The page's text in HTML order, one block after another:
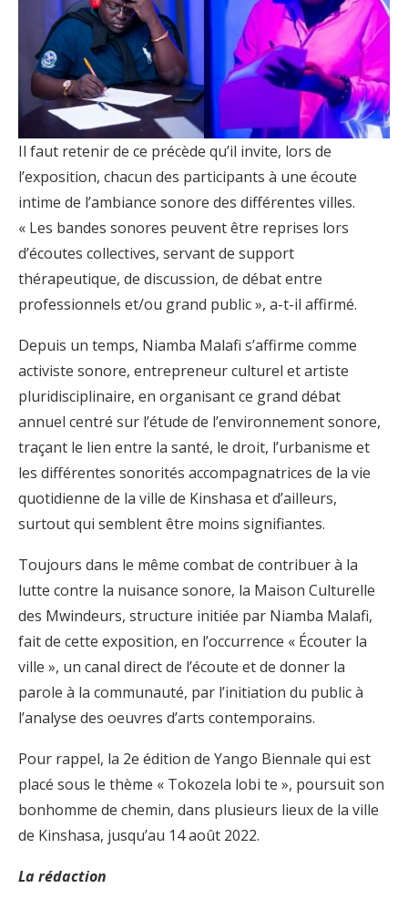
Il faut retenir de ce précède qu’il invite, lors de
l’exposition, chacun des participants à une écoute
intime de l’ambiance sonore des différentes villes.
« Les bandes sonores peuvent être reprises lors
d’écoutes collectives, servant de support
thérapeutique, de discussion, de débat entre
professionnels et/ou grand public », a-t-il affirmé.
Depuis un temps, Niamba Malafi s’affirme comme
activiste sonore, entrepreneur culturel et artiste
pluridisciplinaire, en organisant ce grand débat
annuel centré sur l’étude de l’environnement sonore,
traçant le lien entre la santé, le droit, l’urbanisme et
les différentes sonorités accompagnatrices de la vie
quotidienne de la ville de Kinshasa et d’ailleurs,
surtout qui semblent être moins signifiantes.
Toujours dans le même combat de contribuer à la
lutte contre la nuisance sonore, la Maison Culturelle
des Mwindeurs, structure initiée par Niamba Malafi,
fait de cette exposition, en l’occurrence « Écouter la
ville », un canal direct de l’écoute et de donner la
parole à la communauté, par l’initiation du public à
l’analyse des oeuvres d’arts contemporains.
Pour rappel, la 2e édition de Yango Biennale qui est
placé sous le thème « Tokozela lobi te », poursuit son
bonhomme de chemin, dans plusieurs lieux de la ville
de Kinshasa, jusqu’au 14 août 2022.
La rédaction